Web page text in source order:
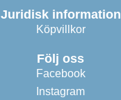
Juridisk information
Köpvillkor
Följ oss
Facebook
Instagram